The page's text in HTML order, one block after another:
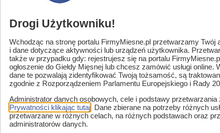
Powered by Translate
Handel / Gastronomia
Strefa sklep mięsny
Zaopatrzenie i usługi
Strefa marek
Drogi Użytkowniku!
Wchodząc na stronę portalu FirmyMiesne.pl przetwarzamy Twój
i dane dotyczące aktywności lub urządzeń użytkownika.
także w przypadku gdy: rejestrujesz się na portalu
ogłoszenie do Giełdy Mięsnej lub chcesz zamówić usługi online.
dane te pozwalają zidentyfikować Twoją tożsamość, są
zgodnie z Rozporządzeniem Parlamentu Europejskiego i Rady
Administrator danych osobowych, cele i podstawy
Prywatności klikając tutaj . Dane zbierane na potrzeby różnych
przetwarzane w różnych celach, na różnych podstawach oraz
administratorów danych.